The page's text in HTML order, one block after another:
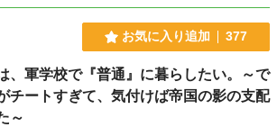
お気に入り追加 377
、軍学校で『普通』に暮らしたい。～で
チートすぎて、気付けば帝国の影の支配
～